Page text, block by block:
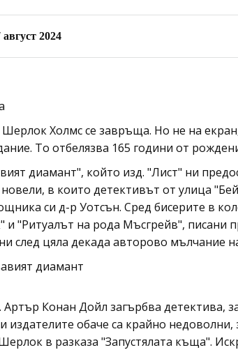
август 2024
Холмс се завръща. Но не на
То отбелязва 165 години от
диамант", който изд. "Лист" ни
в които детективът от улица
си д-р Уотсън. Сред бисерите в
"Ритуалът на рода Мъсгрейв", писани
след цяла декада авторово мълчание
Артър Конан Дойл загърбва детектива,
издателите обаче са крайно недоволни,
в разказа "Запустялата къща".